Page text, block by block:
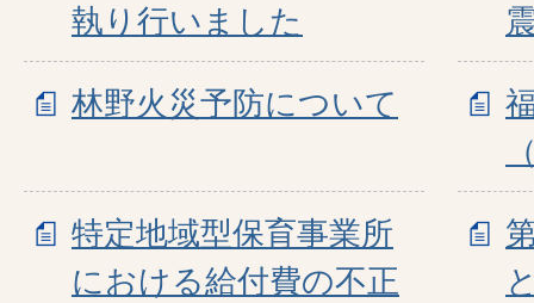
執り行いました
林野火災予防について
特定地域型保育事業所
における給付費の不正